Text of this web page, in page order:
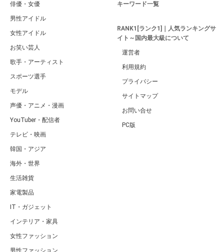
俳優・女優
男性アイドル
女性アイドル
お笑い芸人
歌手・アーティスト
スポーツ選手
モデル
声優・アニメ・漫画
YouTuber・配信者
テレビ・映画
韓国・アジア
海外・世界
生活雑貨
家電製品
IT・ガジェット
インテリア・家具
女性ファッション
キーワード一覧
RANK1[ランク1]｜人気ランキングサ
イト～国内最大級について
運営者
利用規約
プライバシー
サイトマップ
お問い合せ
PC版